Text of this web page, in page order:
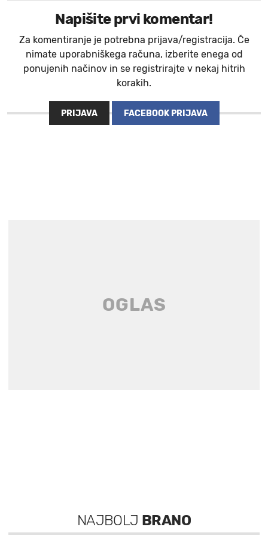
Napišite prvi komentar!
Za komentiranje je potrebna prijava/registracija. Če
nimate uporabniškega računa, izberite enega od
ponujenih načinov in se registrirajte v nekaj hitrih
korakih.
PRIJAVA FACEBOOK PRIJAVA
NAJBOLJ BRANO